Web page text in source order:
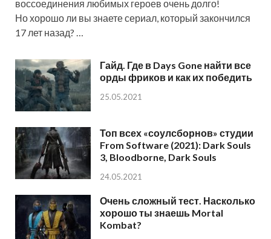
воссоединения любимых героев очень долго!
Но хорошо ли вы знаете сериал, который закончился
17 лет назад? …
Гайд. Где в Days Gone найти все
орды фриков и как их победить
25.05.2021
Топ всех «соулсборнов» студии
From Software (2021): Dark Souls
3, Bloodborne, Dark Souls
24.05.2021
Очень сложный тест. Насколько
хорошо ты знаешь Mortal
Kombat?